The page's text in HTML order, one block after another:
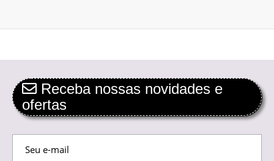
Receba nossas novidades e
ofertas